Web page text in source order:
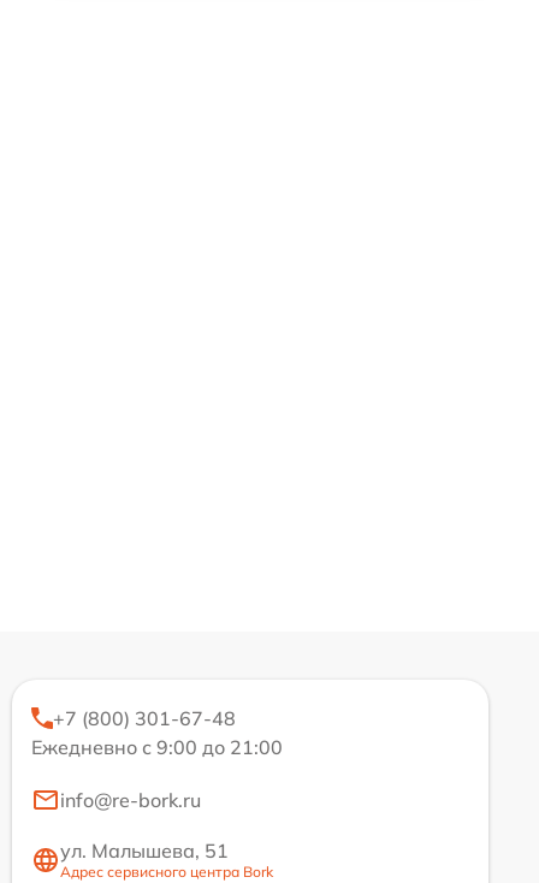
+7 (800) 301-67-48
Ежедневно с 9:00 до 21:00
info@re-bork.ru
ул. Малышева, 51
Адрес сервисного центра Bork